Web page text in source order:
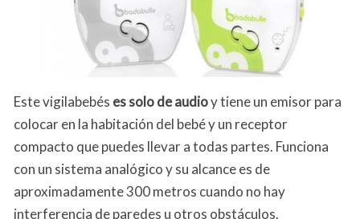
Este vigilabebés es solo de audioy tiene un emisor para
colocar en la habitación del bebé y un receptor
compacto que puedes llevar a todas partes. Funciona
con un sistema analógico y su alcance es de
aproximadamente 300 metros cuando no hay
interferencia de paredes u otros obstáculos.